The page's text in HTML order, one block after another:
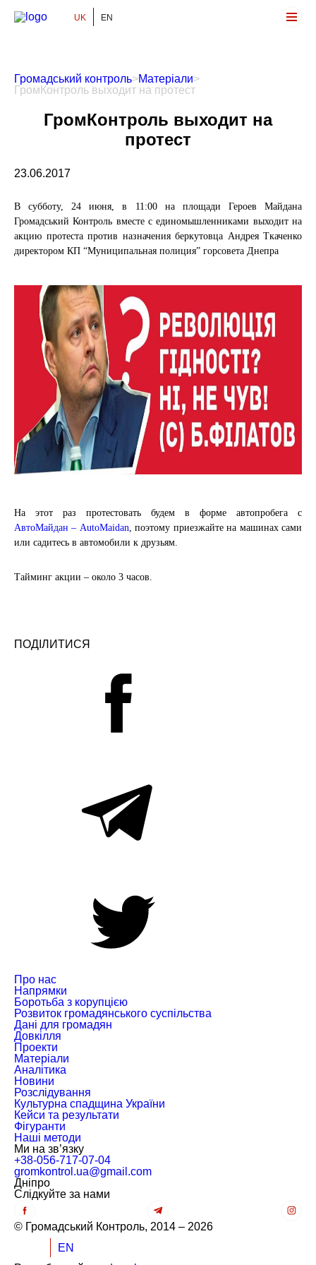
Громадський Контроль
UK EN
Громадський контроль>Матеріали>
ГромКонтроль выходит на протест
ГромКонтроль выходит на
протест
23.06.2017
В субботу, 24 июня, в 11:00 на площади Героев Майдана
Громадський Контроль вместе с единомышленниками выходит на
акцию протеста против назначения беркутовца Андрея Ткаченко
директором КП “Муниципальная полиция” горсовета Днепра
На этот раз протестовать будем в форме автопробега с
АвтоМайдан – AutoMaidan, поэтому приезжайте на машинах сами
или садитесь в автомобили к друзьям.
Тайминг акции – около 3 часов.
ПОДІЛИТИСЯ
Про нас
Напрямки
Боротьба з корупцією
Розвиток громадянського суспільства
Дані для громадян
Довкілля
Проекти
Матеріали
Аналітика
Новини
Розслідування
Культурна спадщина України
Кейси та результати
Фігуранти
Наші методи
Ми на зв’язку
+38-056-717-07-04
gromkontrol.ua@gmail.com
Дніпро
Слiдкуйте за нами
© Громадський Контроль, 2014 – 2026
EN